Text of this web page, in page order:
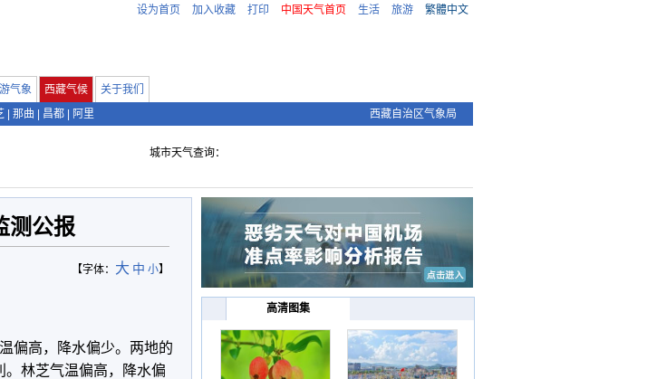
设为首页 加入收藏 打印 中国天气首页 生活 旅游 繁體中文
气象 西藏气候
关于我们
那曲 昌都 阿里 西藏自治区气象局
城市天气查询：
测公报
【字体： 大 中 小】
偏高，降水偏少。两地的
林芝气温偏高，降水偏
高清图集